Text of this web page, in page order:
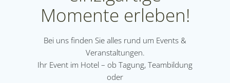
Momente erleben!
Bei uns finden Sie alles rund um Events &
Veranstaltungen.
Ihr Event im Hotel – ob Tagung, Teambildung
oder